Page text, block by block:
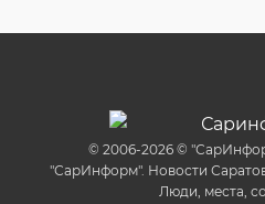
© 2006-2026 ©
"СарИнформ". Новости
Люди, места,